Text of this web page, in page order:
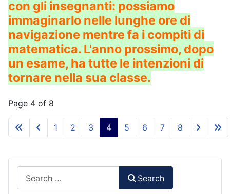
con gli insegnanti: possiamo
immaginarlo nelle lunghe ore di
navigazione mentre fa i compiti di
matematica. L'anno prossimo, dopo
un esame, ha tutte le intenzioni di
tornare nella sua classe.
Page 4 of 8
1 2 3 4 5 6 7 8
Search